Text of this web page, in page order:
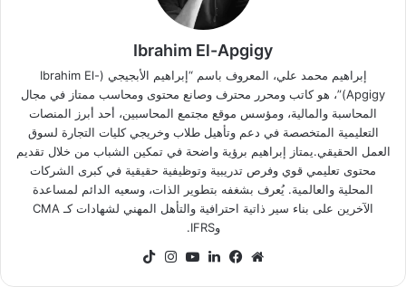
Ibrahim El-Apgigy
إبراهيم محمد علي، المعروف باسم “إبراهيم الأبجيجي (Ibrahim El-
Apgigy)”، هو كاتب ومحرر محترف وصانع محتوى ومحاسب ممتاز في مجال
المحاسبة والمالية، ومؤسس موقع مجتمع المحاسبين، أحد أبرز المنصات
التعليمية المتخصصة في دعم وتأهيل طلاب وخريجي كليات التجارة لسوق
العمل الحقيقي.يمتاز إبراهيم برؤية واضحة في تمكين الشباب من خلال تقديم
محتوى تعليمي قوي وفرص تدريبية وتوظيفية حقيقية في كبرى الشركات
المحلية والعالمية. يُعرف بشغفه بتطوير الذات، وسعيه الدائم لمساعدة
الآخرين على بناء سير ذاتية احترافية والتأهل المهني لشهادات كـ CMA
وIFRS.
موقعفيسبوكلينكدإن‫YouTube
انستقرام